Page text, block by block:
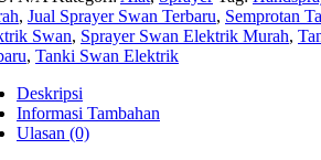
, Jual Sprayer Swan Terbaru, Semprotan
Swan, Sprayer Swan Elektrik Murah,
, Tanki Swan Elektrik
Deskripsi
Informasi Tambahan
Ulasan (0)